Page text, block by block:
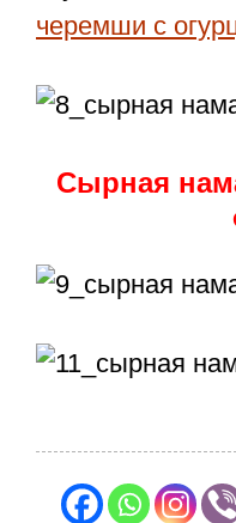
черемши с
Сырная